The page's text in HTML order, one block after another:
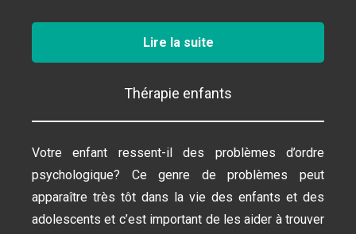
Lire la suite
Thérapie enfants
Votre enfant ressent-il des problèmes d’ordre
psychologique? Ce genre de problèmes peut
apparaître très tôt dans la vie des enfants et des
adolescents et c’est important de les aider à trouver